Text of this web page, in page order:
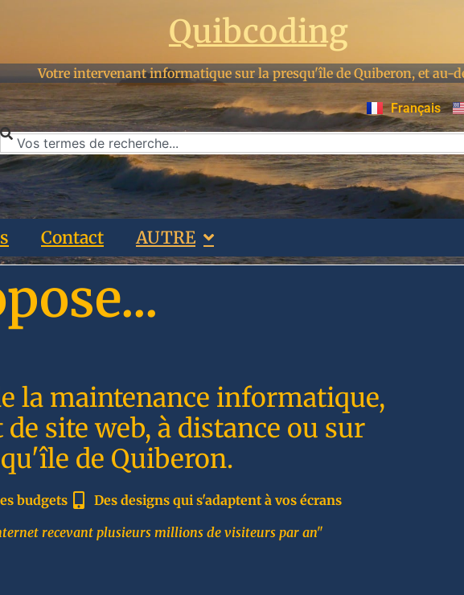
Quibcoding
Votre intervenant informatique sur la presqu'île de Quiberon, et au-
Français
Contact AUTRE
la maintenance informatique,
site web, à distance ou sur
de Quiberon.
budgets
Des designs qui s'adaptent à vos écrans
recevant plusieurs millions de visiteurs par an"